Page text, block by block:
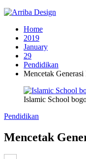
Home
2019
January
29
Pendidikan
Mencetak
Islamic School
Pendidikan
Mencetak